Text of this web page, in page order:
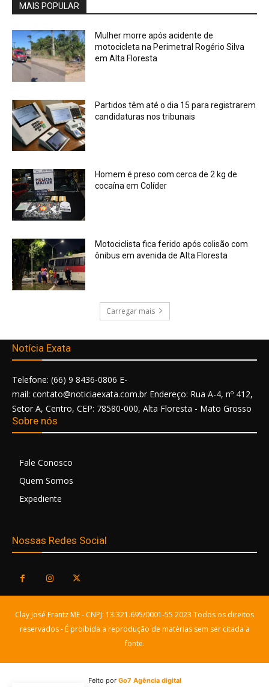
MAIS POPULAR
Mulher morre após acidente de
motocicleta na Perimetral Rogério Silva
em Alta Floresta
Partidos têm até o dia 15 para registrarem
candidaturas nos tribunais
Homem é preso com cerca de 2 kg de
cocaína em Colíder
Motociclista fica ferido após colisão com
ônibus em avenida de Alta Floresta
Carregar mais
Notícia Exata
Telefone: (66) 9 8436-0806 E-
mail: contato@noticiaexata.com.br Endereço: Rua A-4, nº 412,
Setor A, Centro, CEP: 78580-000, Alta Floresta - Mato Grosso
Sobre nós
Fale Conosco
Quem Somos
Expediente
Nossas Redes Social
Clay José Frantz ME - CNPJ: 13.321.695/0001-55 2023 Todos os direitos
reservados - É proibida a reprodução de matérias sem ser citada a
fonte.
Feito porGo7 Agência digital